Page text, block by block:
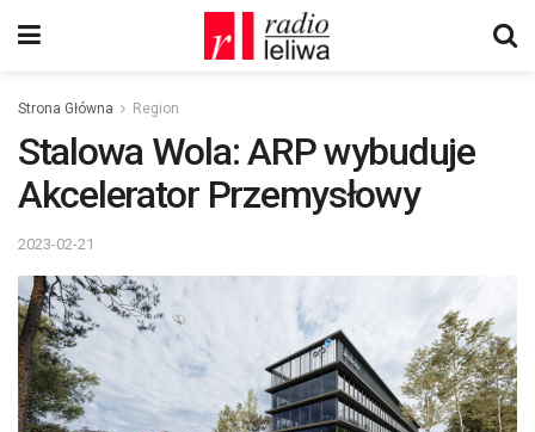
Strona Główna Region
Stalowa Wola: ARP wybuduje
Akcelerator Przemysłowy
2023-02-21